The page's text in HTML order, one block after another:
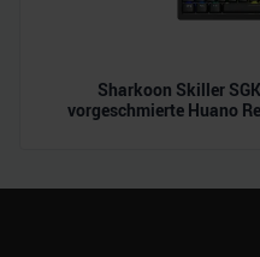
Sharkoon Skiller
vorgeschmierte Huano